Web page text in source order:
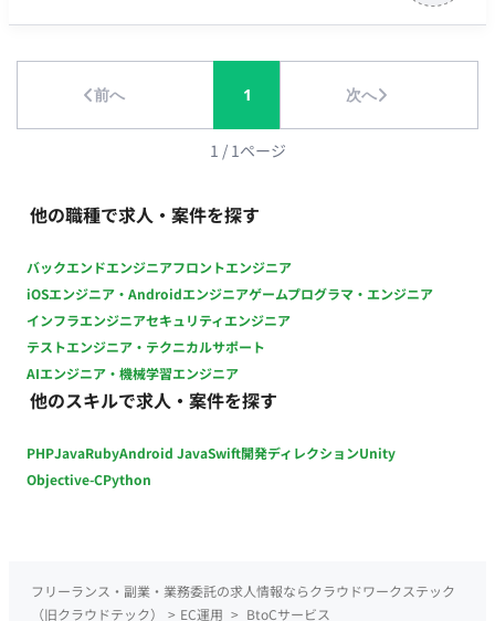
りはリモート可） MTG頻度：適宜実施（週数回程度）
■ 【働き方】 ・ 稼働量：週3～5日（月間100～120時間、原則
前へ 1 次へ
1 / 1ページ
他の職種で求人・案件を探す
バックエンドエンジニアフロントエンジニア
iOSエンジニア・Androidエンジニアゲームプログラマ・エンジニア
インフラエンジニアセキュリティエンジニア
テストエンジニア・テクニカルサポート
AIエンジニア・機械学習エンジニア
他のスキルで求人・案件を探す
PHPJavaRubyAndroid JavaSwift開発ディレクションUnity
Objective-CPython
フリーランス・副業・業務委託の求人情報ならクラウドワークステック
（旧クラウドテック）
> EC運用 > BtoCサービス